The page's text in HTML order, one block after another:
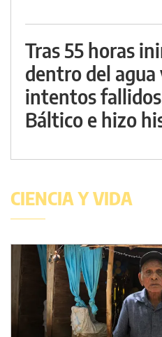
Tras 55 horas
dentro del
intentos
Báltico e hizo
CIENCIA Y VIDA